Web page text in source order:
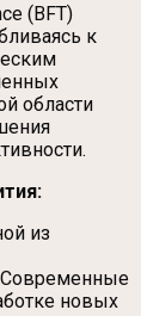
(BFT)
к
области
из
Современные
новых